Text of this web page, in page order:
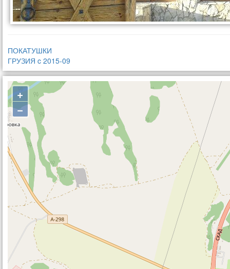
ПОКАТУШКИ
ГРУЗИЯ c 2015-09
+
−